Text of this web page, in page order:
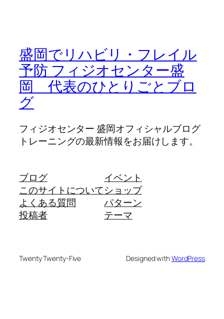
盛岡でリハビリ・フレイル
予防 フィジオセンター盛
岡 代表のひとりごとブロ
グ
フィジオセンター 盛岡オフィシャルブログ
トレーニングの最新情報をお届けします。
ブログ
このサイトについて
よくある質問
投稿者
イベント
ショップ
パターン
テーマ
Twenty Twenty-Five Designed withWordPress